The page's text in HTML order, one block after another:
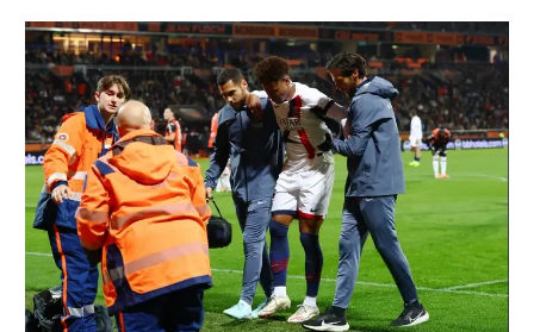
המגזין